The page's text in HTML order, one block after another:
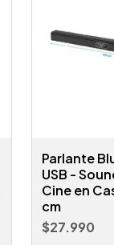
Parlante
USB -
Cine en
cm
$27.990